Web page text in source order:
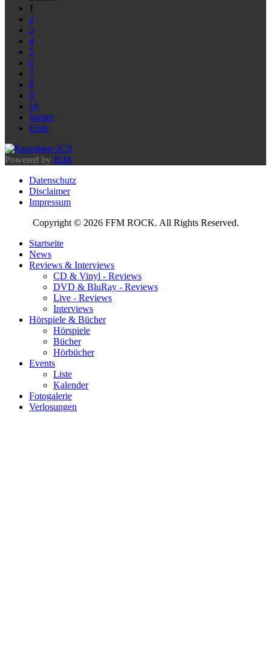
1
2
3
4
5
6
7
8
9
10
Weiter
Ende
Powered by JEM
Datenschutz
Disclaimer
Impressum
Copyright © 2026 FFM ROCK. All Rights Reserved.
Startseite
News
Reviews & Interviews
CD & Vinyl - Reviews
DVD & BluRay - Reviews
Live - Reviews
Interviews
Hörspiele & Bücher
Hörspiele
Bücher
Hörbücher
Events
Liste
Kalender
Fotogalerie
Verlosungen